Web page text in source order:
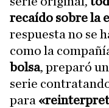
recaído sobre la
respuesta no se
como la
bolsa, preparó
serie
para